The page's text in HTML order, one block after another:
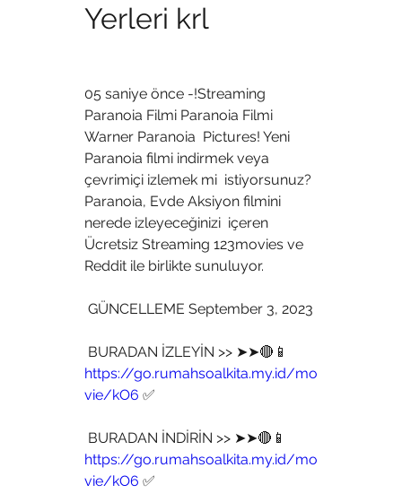
Yerleri krl
05 saniye önce -!Streaming
Paranoia Filmi Paranoia Filmi
Warner Paranoia  Pictures! Yeni
Paranoia filmi indirmek veya
çevrimiçi izlemek mi  istiyorsunuz?
Paranoia, Evde Aksiyon filmini
nerede izleyeceğinizi  içeren
Ücretsiz Streaming 123movies ve
Reddit ile birlikte sunuluyor.
GÜNCELLEME September 3, 2023
https://go.rumahsoalkita.my.id/mo
vie/kO6 ✅
https://go.rumahsoalkita.my.id/mo
vie/kO6 ✅